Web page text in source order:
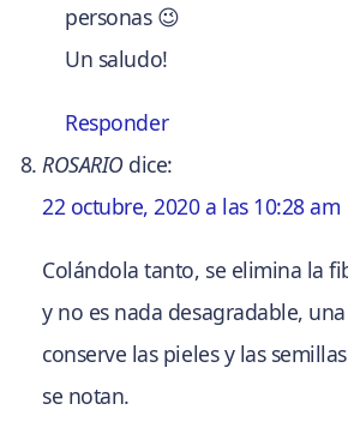
personas 😉
Un saludo!
Responder
ROSARIO dice:
22 octubre, 2020 a las 10:28 am
Colándola tanto, se elimina la
y no es nada desagradable,
conserve las pieles y las
se notan.